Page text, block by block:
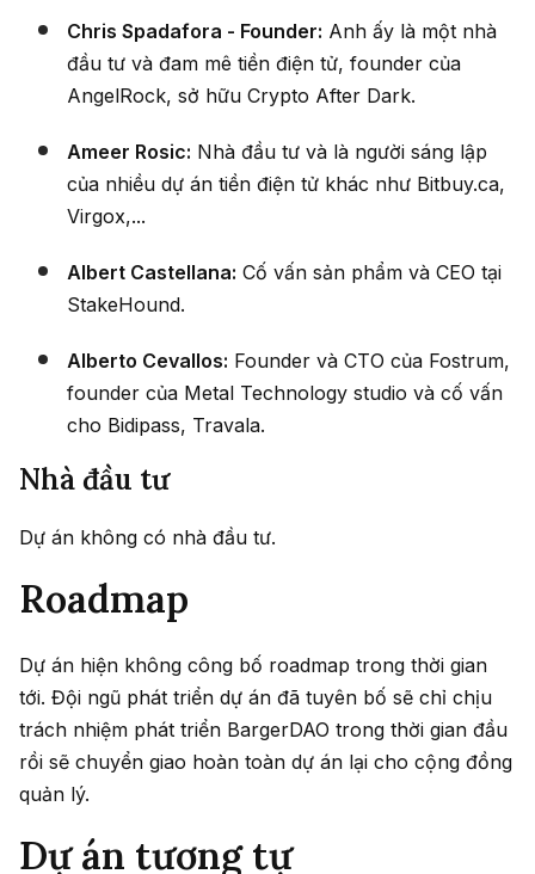
Chris Spadafora - Founder: Anh ấy là một nhà
đầu tư và đam mê tiền điện tử, founder của
AngelRock, sở hữu Crypto After Dark.
Ameer Rosic: Nhà đầu tư và là người sáng lập
của nhiều dự án tiền điện tử khác như Bitbuy.ca,
Virgox,...
Albert Castellana: Cố vấn sản phẩm và CEO tại
StakeHound.
Alberto Cevallos: Founder và CTO của Fostrum,
founder của Metal Technology studio và cố vấn
cho Bidipass, Travala.
Nhà đầu tư
Dự án không có nhà đầu tư.
Roadmap
Dự án hiện không công bố roadmap trong thời gian
tới. Đội ngũ phát triển dự án đã tuyên bố sẽ chỉ chịu
trách nhiệm phát triển BargerDAO trong thời gian đầu
rồi sẽ chuyển giao hoàn toàn dự án lại cho cộng đồng
quản lý.
Dự án tương tự